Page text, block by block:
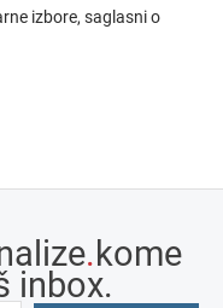
izbore, saglasni o
.kome
inbox.